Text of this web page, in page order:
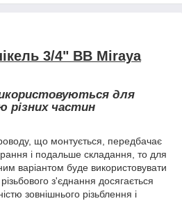
3/4" ВВ Miraya
для
різних частин
що монтується, передбачає
і подальше складання, то для
варіантом буде використовувати
різьбового з'єднання досягається
зовнішнього різьблення і